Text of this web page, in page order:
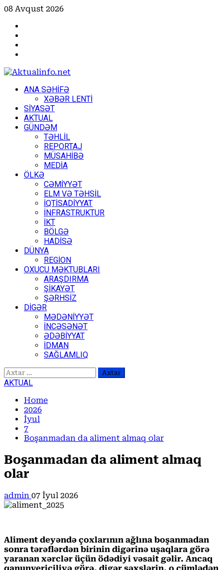
Skip
content
08 Avqust 2026
PrimaryANA SƏHİFƏ
XƏBƏR LENTİ
SİYASƏT
AKTUAL
GÜNDƏM
TƏHLİL
REPORTAJ
MÜSAHİBƏ
MEDİA
ÖLKƏ
CƏMİYYƏT
ELM VƏ TƏHSİL
İQTİSADİYYAT
İNFRASTRUKTUR
İKT
BÖLGƏ
HADİSƏ
DÜNYA
REGİON
OXUCU MƏKTUBLARI
ARAŞDIRMA
ŞİKAYƏT
ŞƏRHSİZ
DİGƏR
MƏDƏNİYYƏT
İNCƏSƏNƏT
ƏDƏBİYYAT
İDMAN
SAĞLAMLIQ
Axtarış:
AKTUAL
Home
2026
İyul
7
Boşanmadan da aliment almaq olar
Boşanmadan da aliment almaq
olar
admin 07 İyul 2026
Aliment deyəndə çoxlarının ağlına boşanmadan
sonra tərəflərdən birinin digərinə uşaqlara görə
yaranan xərclər üçün ödədiyi vəsait gəlir. Ancaq